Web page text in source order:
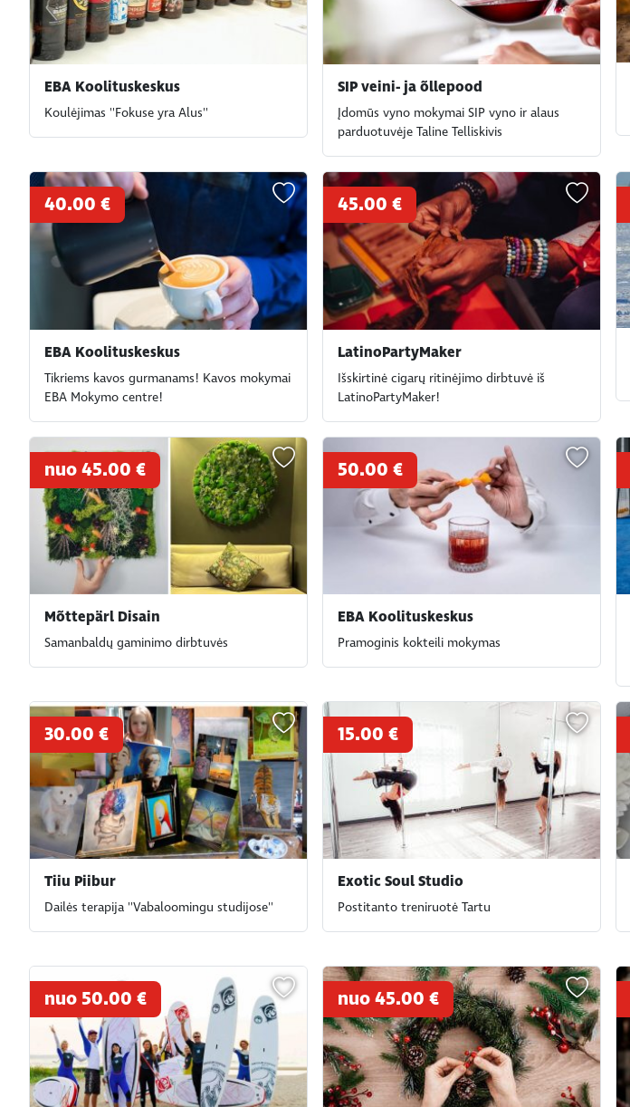
EBA Koolituskeskus
Koulėjimas ''Fokuse yra Alus''
SIP veini- ja õllepood
Įdomūs vyno mokymai SIP vyno ir alaus
parduotuvėje Taline Telliskivis
40.00 €
EBA Koolituskeskus
Tikriems kavos gurmanams! Kavos mokymai
EBA Mokymo centre!
45.00 €
LatinoPartyMaker
Išskirtinė cigarų ritinėjimo dirbtuvė iš
LatinoPartyMaker!
nuo 45.00 €
Mõttepärl Disain
Samanbaldų gaminimo dirbtuvės
50.00 €
EBA Koolituskeskus
Pramoginis kokteili mokymas
30.00 €
Tiiu Piibur
Dailės terapija ''Vabaloomingu studijose''
15.00 €
Exotic Soul Studio
Postitanto treniruotė Tartu
nuo 50.00 € nuo 45.00 €